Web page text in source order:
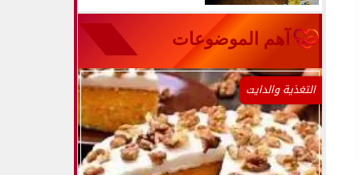
آهم الموضوعات
التغذية والدايت